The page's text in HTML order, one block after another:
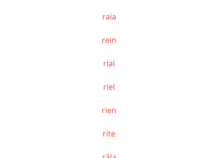
raïa
rein
rial
riel
rien
rite